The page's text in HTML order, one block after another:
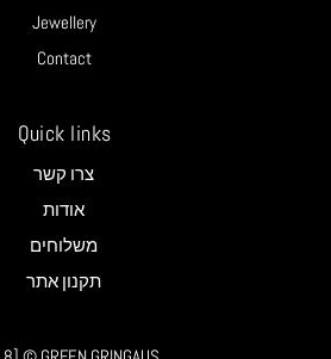
Jewellery
Contact
Quick links
צרו קשר
אודות
משלוחים
תקנון אתר